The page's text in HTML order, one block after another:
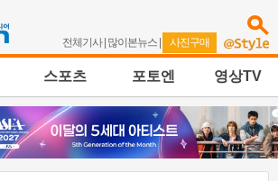
전체기사| 많이본뉴스 | 사진구매
스포츠 포토엔 영상TV